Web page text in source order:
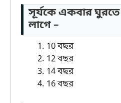
সূর্যকে একবার
লাগে –
10 বছর
12 বছর
14 বছর
16 বছর